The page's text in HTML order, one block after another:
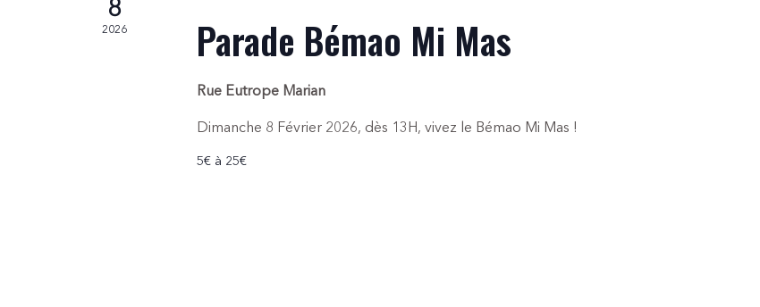
8
2026 Parade Bémao Mi Mas
Rue Eutrope Marian
Dimanche 8 Février 2026, dès 13H, vivez le Bémao Mi Mas !
5€ à 25€